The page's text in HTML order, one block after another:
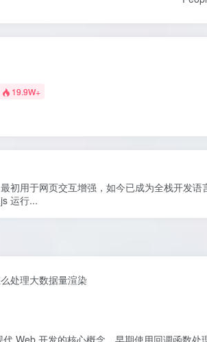
19.9W+
初用于网页交互增强，如今已成为全栈开发语
运行...
处理大数据量渲染
Web 开发的核心概念。早期使用回调函数处